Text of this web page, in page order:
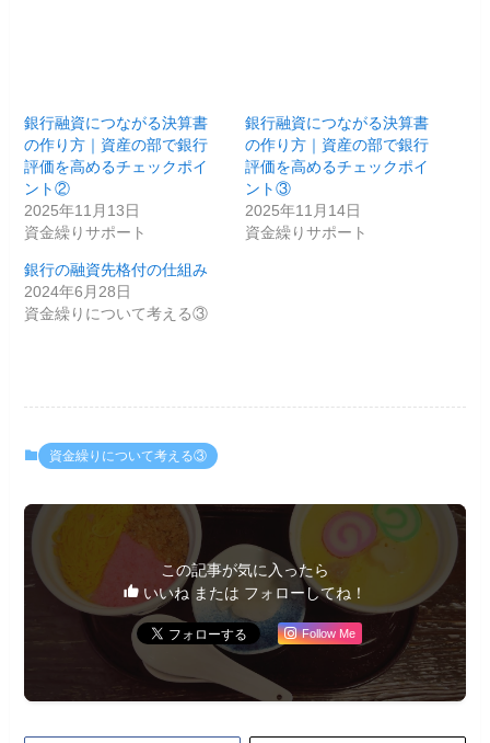
銀行融資につながる決算書
の作り方｜資産の部で銀行
評価を高めるチェックポイ
ント②
2025年11月13日
資金繰りサポート
銀行融資につながる決算書
の作り方｜資産の部で銀行
評価を高めるチェックポイ
ント③
2025年11月14日
資金繰りサポート
銀行の融資先格付の仕組み
2024年6月28日
資金繰りについて考える③
資金繰りについて考える③
この記事が気に入ったら
いいね または フォローしてね！
Follow Me